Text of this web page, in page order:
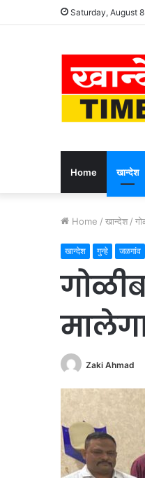
Saturday, August
Home खान्देश
Home / खान्देश /
खान्देश गुन्हे जळगांव
Zaki Ahmad